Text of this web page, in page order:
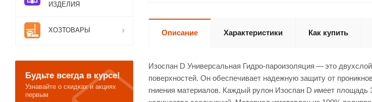
Описание Характеристики Как купить
Изоспан D Универсальная Гидро-пароизоляция — это
поверхностей. Он обеспечивает надежную защиту от
гниения материалов. Каждый рулон Изоспан D имеет
ИЗДЕЛИЯ
ХОЗТОВАРЫ
Будьте всегда в курсе!
Узнавайте о скидках и акциях
первым